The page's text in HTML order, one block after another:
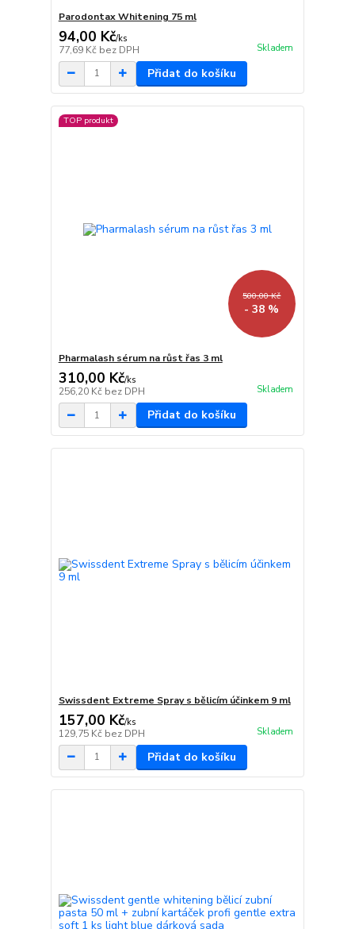
Parodontax Whitening 75 ml
94,00 Kč/ks
77,69 Kč bez DPH Skladem
Přidat do košíku
TOP produkt
500,00 Kč
- 38 %
Pharmalash sérum na růst řas 3 ml
310,00 Kč/ks
256,20 Kč bez DPH Skladem
Přidat do košíku
Swissdent Extreme Spray s bělicím účinkem 9 ml
157,00 Kč/ks
129,75 Kč bez DPH Skladem
Přidat do košíku